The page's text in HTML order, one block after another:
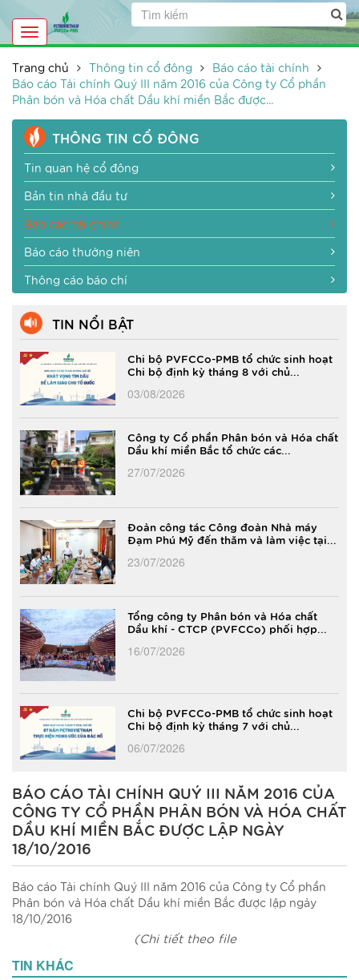
Toggle
navigation
Trang chủ
Thông tin cổ đông
Báo cáo tài chính
Báo cáo Tài chính Quý III năm 2016 của Công ty Cổ phần
Phân bón và Hóa chất Dầu khí miền Bắc được...
THÔNG TIN CỔ ĐÔNG
Tin quan hệ cổ đông
Bản tin nhà đầu tư
Báo cáo tài chính
Báo cáo thường niên
Thông cáo báo chí
TIN NỔI BẬT
Chi bộ PVFCCo-PMB tổ chức sinh hoạt
Chi bộ định kỳ tháng 8 với chủ...
03/08/2026
Công ty Cổ phần Phân bón và Hóa chất
Dầu khí miền Bắc tổ chức các...
27/07/2026
Đoàn công tác Công đoàn Nhà máy
Đạm Phú Mỹ đến thăm và làm việc tại...
23/07/2026
Tổng công ty Phân bón và Hóa chất
Dầu khí - CTCP (PVFCCo) phối hợp...
16/07/2026
Chi bộ PVFCCo-PMB tổ chức sinh hoạt
Chi bộ định kỳ tháng 7 với chủ...
06/07/2026
BÁO CÁO TÀI CHÍNH QUÝ III NĂM 2016 CỦA
CÔNG TY CỔ PHẦN PHÂN BÓN VÀ HÓA CHẤT
DẦU KHÍ MIỀN BẮC ĐƯỢC LẬP NGÀY
18/10/2016
Báo cáo Tài chính Quý III năm 2016 của Công ty Cổ phần
Phân bón và Hóa chất Dầu khí miền Bắc được lập ngày
18/10/2016
(Chi tiết theo file
TIN KHÁC